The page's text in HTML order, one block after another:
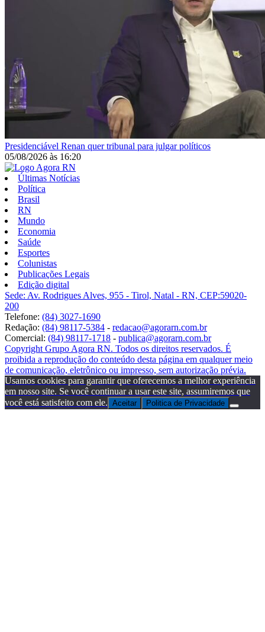
Presidenciável Renan quer tribunal para julgar políticos
05/08/2026 às 16:20
Últimas Notícias
Política
Brasil
RN
Mundo
Economia
Saúde
Esportes
Colunistas
Publicações Legais
Edição digital
Sede: Av. Rodrigues Alves, 955 - Tirol, Natal - RN, CEP:59020-
200
Telefone: (84) 3027-1690
Redação: (84) 98117-5384 - redacao@agorarn.com.br
Comercial: (84) 98117-1718 - publica@agorarn.com.br
Copyright Grupo Agora RN. Todos os direitos reservados. É
proibida a reprodução do conteúdo desta página em qualquer meio
de comunicação, eletrônico ou impresso, sem autorização prévia.
Usamos cookies para garantir que oferecemos a melhor experiência
em nosso site. Se você continuar a usar este site, assumiremos que
você está satisfeito com ele. Aceitar Politica de Privacidade